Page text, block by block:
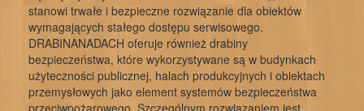
stanowi trwałe i bezpieczne rozwiązanie dla obiektów
wymagających stałego dostępu serwisowego.
DRABINANADACH oferuje również drabiny
bezpieczeństwa, które wykorzystywane są w budynkach
użyteczności publicznej, halach produkcyjnych i obiektach
przemysłowych jako element systemów bezpieczeństwa
przeciwpożarowego. Szczególnym rozwiązaniem jest